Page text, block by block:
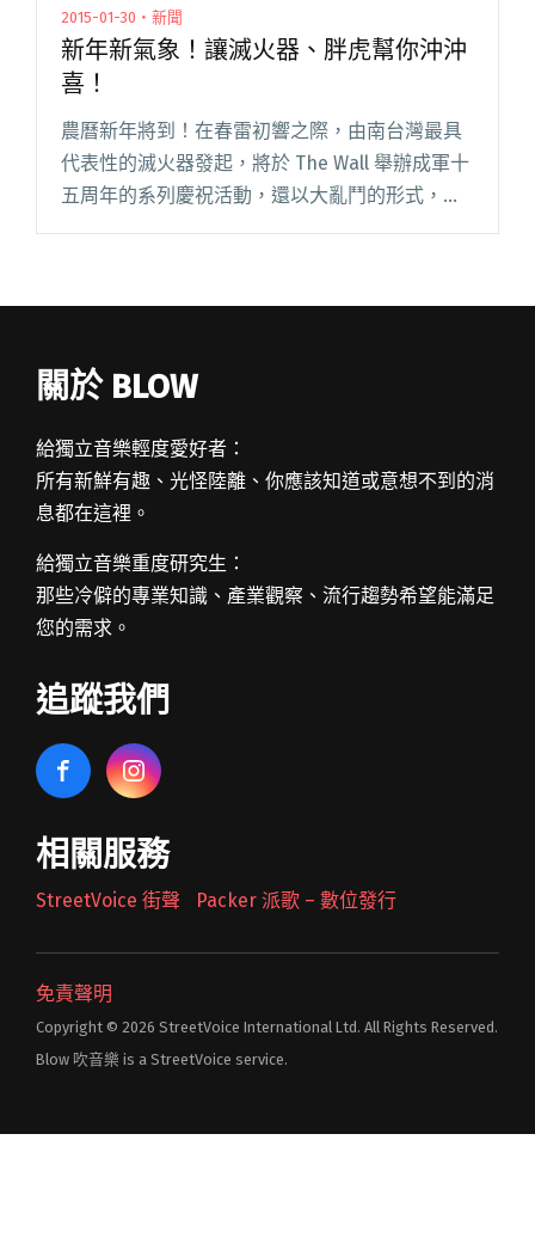
2015-01-30・新聞
新年新氣象！讓滅火器、胖虎幫你沖沖
喜！
農曆新年將到！在春雷初響之際，由南台灣最具
代表性的滅火器發起，將於 The Wall 舉辦成軍十
五周年的系列慶祝活動，還以大亂鬥的形式，找
來久違的老朋友胖虎樂團，一起用龐克聲響，噪
關於 BLOW
給獨立音樂輕度愛好者：
所有新鮮有趣、光怪陸離、你應該知道或意想不到的消
息都在這裡。
給獨立音樂重度研究生：
那些冷僻的專業知識、產業觀察、流行趨勢希望能滿足
您的需求。
追蹤我們
相關服務
StreetVoice 街聲 Packer 派歌 – 數位發行
免責聲明
Copyright © 2026 StreetVoice International Ltd. All Rights Reserved.
Blow 吹音樂 is a StreetVoice service.